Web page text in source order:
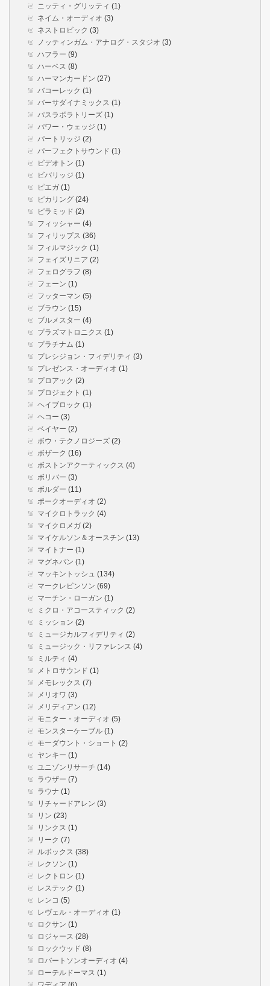
ニッティ・グリッティ (1)
ネイム・オーディオ (3)
ネストロビック (3)
ノッティンガム・アナログ・スタジオ (3)
ハフラー (9)
ハーベス (8)
ハーマンカードン (27)
バコーレック (1)
バーサダイナミックス (1)
パスラボラトリーズ (1)
パワー・ウェッジ (1)
パートリッジ (2)
パーフェクトサウンド (1)
ビデオトン (1)
ビバリッジ (1)
ピエガ (1)
ピカリング (24)
ピラミッド (2)
フィッシャー (4)
フィリップス (36)
フィルマジック (1)
フェイズリニア (2)
フェログラフ (8)
フェーン (1)
フッターマン (5)
ブラウン (15)
ブルメスター (4)
プラズマトロニクス (1)
プラチナム (1)
プレシジョン・フィデリティ (3)
プレゼンス・オーディオ (1)
プロアック (2)
プロジェクト (1)
ヘイブロック (1)
ヘコー (3)
ベイヤー (2)
ボウ・テクノロジーズ (2)
ボザーク (16)
ボストンアクーティックス (4)
ボリバー (3)
ボルダー (11)
ポークオーディオ (2)
マイクロトラック (4)
マイクロメガ (2)
マイケルソン＆オースチン (13)
マイトナー (1)
マグネパン (1)
マッキントッシュ (134)
マークレビンソン (69)
マーチン・ローガン (1)
ミクロ・アコースティック (2)
ミッション (2)
ミュージカルフィデリティ (2)
ミュージック・リファレンス (4)
ミルティ (4)
メトロサウンド (1)
メモレックス (7)
メリオワ (3)
メリディアン (12)
モニター・オーディオ (5)
モンスターケーブル (1)
モーダウント・ショート (2)
ヤンキー (1)
ユニゾンリサーチ (14)
ラウザー (7)
ラウナ (1)
リチャードアレン (3)
リン (23)
リンクス (1)
リーク (7)
ルボックス (38)
レクソン (1)
レクトロン (1)
レステック (1)
レンコ (5)
レヴェル・オーディオ (1)
ロクサン (1)
ロジャース (28)
ロックウッド (8)
ロバートソンオーディオ (4)
ローテルドーマス (1)